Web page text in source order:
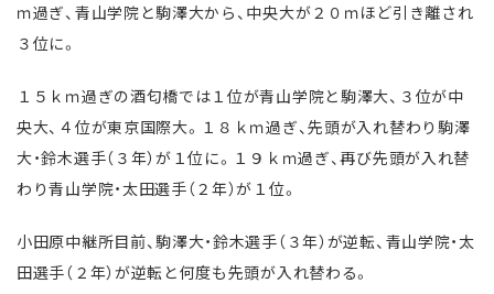
ｍ過ぎ、青山学院と駒澤大から、中央大が２０ｍほど引き離され
３位に。
１５ｋｍ過ぎの酒匂橋では１位が青山学院と駒澤大、３位が中
央大、４位が東京国際大。１８ｋｍ過ぎ、先頭が入れ替わり駒澤
大・鈴木選手（３年）が１位に。１９ｋｍ過ぎ、再び先頭が入れ替
わり青山学院・太田選手（２年）が１位。
小田原中継所目前、駒澤大・鈴木選手（３年）が逆転、青山学院・太
田選手（２年）が逆転と何度も先頭が入れ替わる。